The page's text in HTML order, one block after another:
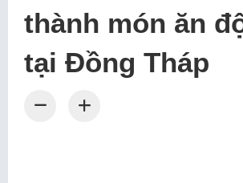
thành món ăn
tại Đồng Tháp